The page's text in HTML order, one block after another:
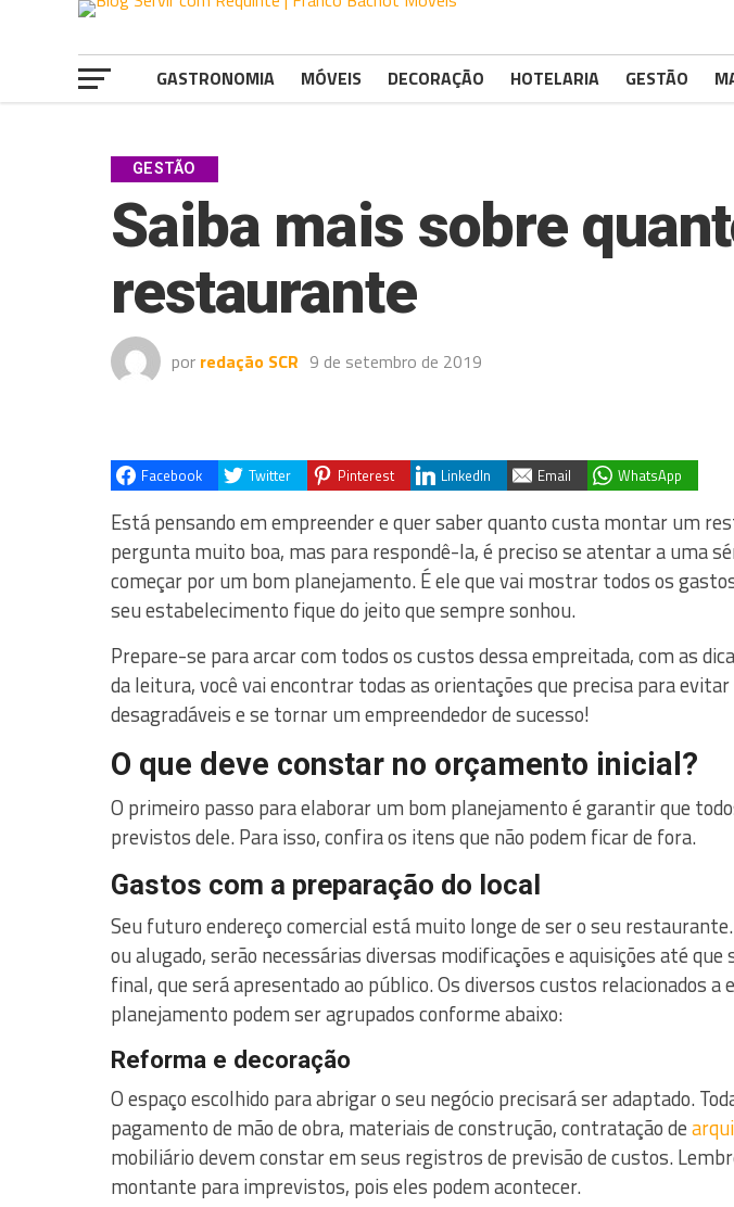
GASTRONOMIA MÓVEIS DECORAÇÃO HOTELARIA GESTÃO
GESTÃO
Saiba mais sobre
restaurante
por redação SCR 9 de setembro de 2019
Facebook Twitter Pinterest LinkedIn Email WhatsApp
Está pensando em empreender e quer saber quanto custa montar um
pergunta muito boa, mas para respondê-la, é preciso se atentar a uma
começar por um bom planejamento. É ele que vai mostrar todos os
seu estabelecimento fique do jeito que sempre sonhou.
Prepare-se para arcar com todos os custos dessa empreitada, com as
da leitura, você vai encontrar todas as orientações que precisa para
desagradáveis e se tornar um empreendedor de sucesso!
O que deve constar no orçamento inicial?
O primeiro passo para elaborar um bom planejamento é garantir que
previstos dele. Para isso, confira os itens que não podem ficar de fora.
Gastos com a preparação do local
Seu futuro endereço comercial está muito longe de ser o seu
ou alugado, serão necessárias diversas modificações e aquisições até
final, que será apresentado ao público. Os diversos custos relacionados a
planejamento podem ser agrupados conforme abaixo:
Reforma e decoração
O espaço escolhido para abrigar o seu negócio precisará ser adaptado.
pagamento de mão de obra, materiais de construção, contratação de
mobiliário devem constar em seus registros de previsão de custos.
montante para imprevistos, pois eles podem acontecer.